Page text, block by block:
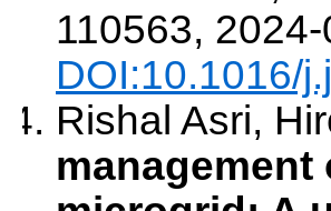
110563,
DOI:10.1016/
Rishal Asri,